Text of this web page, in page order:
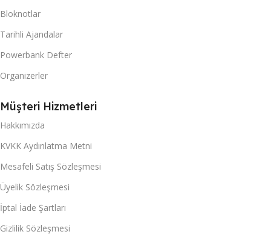
Bloknotlar
Tarihli Ajandalar
Powerbank Defter
Organizerler
Müşteri Hizmetleri
Hakkımızda
KVKK Aydınlatma Metni
Mesafeli Satış Sözleşmesi
Üyelik Sözleşmesi
İptal İade Şartları
Gizlilik Sözleşmesi